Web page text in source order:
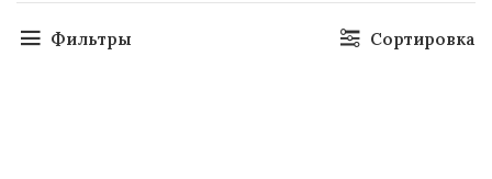
Фильтры Сортировка